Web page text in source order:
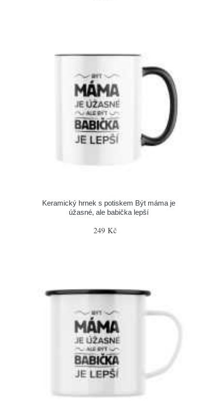
Keramický hrnek s potiskem Být máma je
úžasné, ale babička lepší
249 Kč